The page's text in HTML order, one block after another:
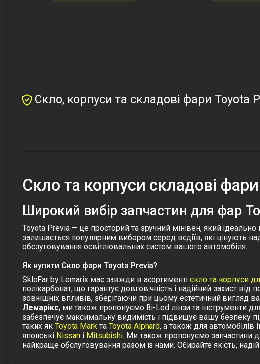
Скло, корпуси та складові фари Toyota
Cкло та корпуси складові
Широкий вибір запчастин для фар
Toyota Previa — це просторий та зручний мінівен, який
залишається популярним вибором серед водіїв, які цінують
обслуговування освітлювальних систем вашого автомобіля.
Як купити Скло фари Toyota Previa?
SkloFar by Lemarix має завжди в асортименті скло та корпуси
полікарбонат, що гарантує довговічність і надійний захист
зовнішніх впливів, зберігаючи при цьому естетичний вигляд
Лемарікс, ми також пропонуємо Bi-Led лінзи та інструменти
забезпечує максимальну видимість і підвищує вашу безпеку
таких як Toyota Mark та Toyota Alphard, а також для автомобілів
японські Nissan і Mitsubishi. Ми також пропонуємо запчастини
найкраще обслуговування разом із нами. Обирайте якість,